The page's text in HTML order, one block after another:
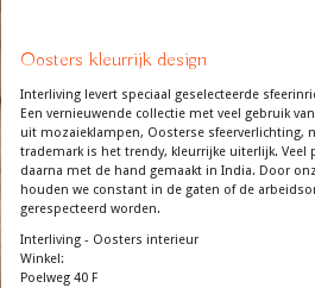
Oosters kleurrijk design
Interliving levert speciaal geselecteerde
Een vernieuwende collectie met veel gebruik
uit mozaieklampen, Oosterse sfeerverlichting,
trademark is het trendy, kleurrijke uiterlijk.
daarna met de hand gemaakt in India. Door
houden we constant in de gaten of de
gerespecteerd worden.
Interliving - Oosters interieur
Winkel:
Poelweg 40 F